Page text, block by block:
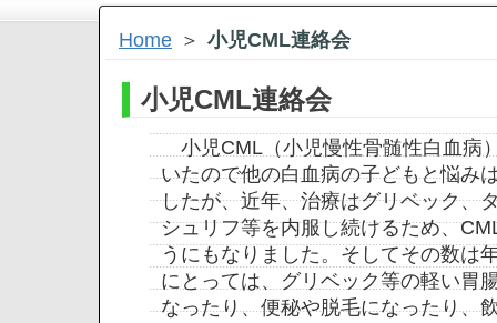
Home ＞ 小児CML連絡会
小児CML連絡会
小児CML （小児慢性骨髄性白血
いたので他の白血病の子どもと悩み
したが、近年、治療はグリベック、
シュリフ等を内服し続けるため、
うにもなりました。そしてその数は
にとっては、グリベック等の軽い胃
なったり、便秘や脱毛になったり、